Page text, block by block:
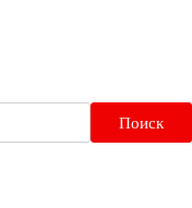
Поиск